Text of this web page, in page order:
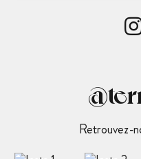
Retrouvez-